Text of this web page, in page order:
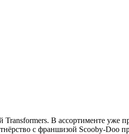
В ассортименте
с франшизой Scooby-